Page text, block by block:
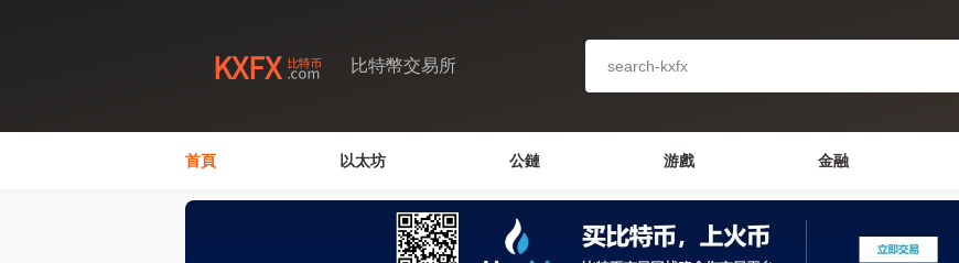
比特幣交易所
首頁 以太坊 公鏈 游戲 金融